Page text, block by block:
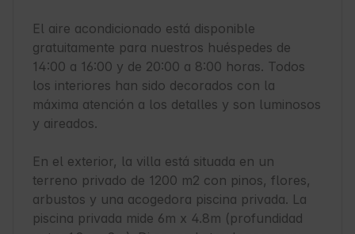
El aire acondicionado está disponible
gratuitamente para nuestros huéspedes de
14:00 a 16:00 y de 20:00 a 8:00 horas. Todos
los interiores han sido decorados con la
máxima atención a los detalles y son luminosos
y aireados.
En el exterior, la villa está situada en un
terreno privado de 1200 m2 con pinos, flores,
arbustos y una acogedora piscina privada. La
piscina privada mide 6m x 4.8m (profundidad